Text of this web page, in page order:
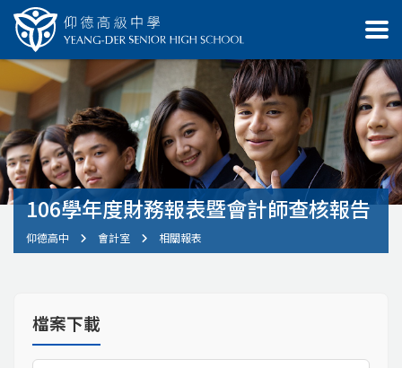
106學年度財務報表暨會計師查核報告
仰德高中 會計室 相關報表
檔案下載